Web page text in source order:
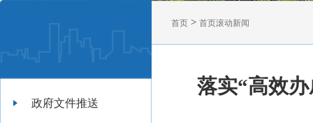
政府文件推送
首页 > 首页滚动新闻
落实“高效